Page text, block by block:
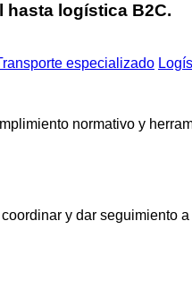
hasta logística B2C.
especializado
normativo y
y dar seguimiento